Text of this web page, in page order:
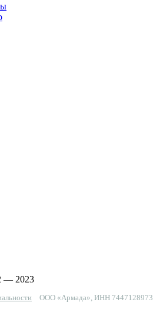
— 2023
ООО «Армада», ИНН 7447128973